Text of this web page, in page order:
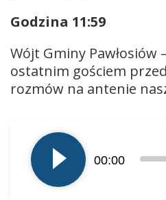
Godzina 11:59
Wójt Gminy Pawłosiów
ostatnim gościem
rozmów na antenie
plików
dźwiękowych
00:00